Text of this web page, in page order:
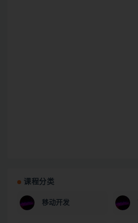
课程分类
移动开发